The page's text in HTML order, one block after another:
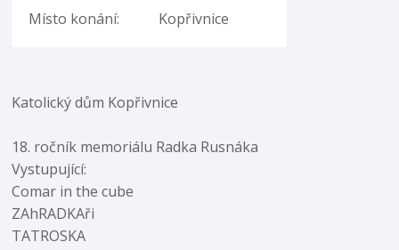
Místo konání:
Kopřivnice
Katolický dům Kopřivnice
18. ročník memoriálu Radka Rusnáka
Vystupující:
Comar in the cube
ZAhRADKAři
TATROSKA